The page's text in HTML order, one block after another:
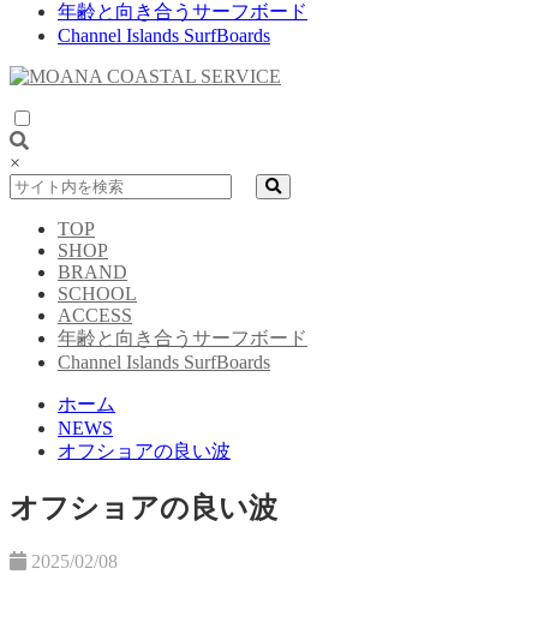
年齢と向き合うサーフボード
Channel Islands SurfBoards
×
TOP
SHOP
BRAND
SCHOOL
ACCESS
年齢と向き合うサーフボード
Channel Islands SurfBoards
ホーム
NEWS
オフショアの良い波
オフショアの良い波
2025/02/08